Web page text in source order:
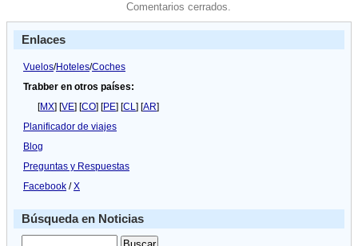
Comentarios cerrados.
Enlaces
Vuelos/Hoteles/Coches
Trabber en otros países:
[MX] [VE] [CO] [PE] [CL] [AR]
Planificador de viajes
Blog
Preguntas y Respuestas
Facebook /X
Búsqueda en Noticias